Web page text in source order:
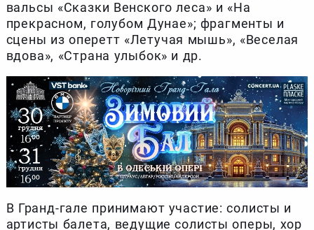
вальсы «Сказки Венского леса» и «На
прекрасном, голубом Дунае»; фрагменты и
сцены из оперетт «Летучая мышь», «Веселая
вдова», «Страна улыбок» и др.
В Гранд-гале принимают участие: солисты и
артисты балета, ведущие солисты оперы, хор